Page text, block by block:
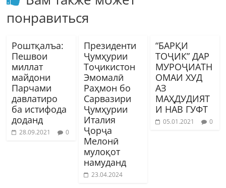
понравиться
Роштқалъа:
Пешвои
миллат
майдони
Парчами
давлатиро
ба истифода
доданд
28.09.2021 0
Президенти
Ҷумҳурии
Тоҷикистон
Эмомалӣ
Раҳмон бо
Сарвазири
Ҷумҳурии
Италия
Ҷорҷа
Мелонӣ
мулоқот
намуданд
23.04.2024
“БАРҚИ
ТОҶИК” ДАР
МУРОҶИАТН
ОМАИ ХУД
АЗ
МАҲДУДИЯТ
И НАВ ГУФТ
05.01.2021 0